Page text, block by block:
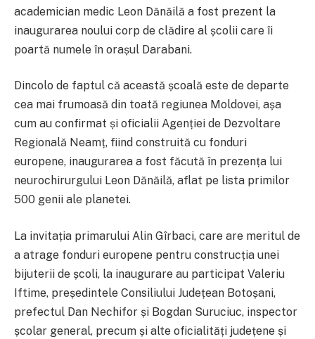
academician medic Leon Dănăilă a fost prezent la
inaugurarea noului corp de clădire al școlii care îi
poartă numele în orașul Darabani.
Dincolo de faptul că această școală este de departe
cea mai frumoasă din toată regiunea Moldovei, așa
cum au confirmat și oficialii Agenției de Dezvoltare
Regională Neamț, fiind construită cu fonduri
europene, inaugurarea a fost făcută în prezența lui
neurochirurgului Leon Dănăilă, aflat pe lista primilor
500 genii ale planetei.
La invitația primarului Alin Gîrbaci, care are meritul de
a atrage fonduri europene pentru construcția unei
bijuterii de școli, la inaugurare au participat Valeriu
Iftime, președintele Consiliului Județean Botoșani,
prefectul Dan Nechifor și Bogdan Suruciuc, inspector
școlar general, precum și alte oficialități județene și